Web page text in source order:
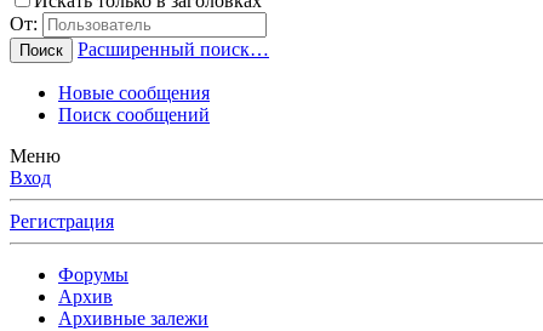
От:
Поиск Расширенный поиск…
Новые сообщения
Поиск сообщений
Меню
Вход
Регистрация
Форумы
Архив
Архивные залежи